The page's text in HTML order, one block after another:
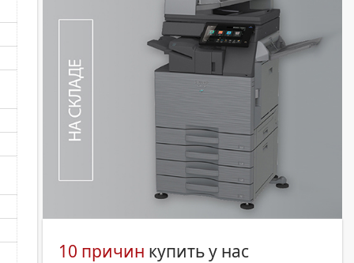
10 причин купить у нас